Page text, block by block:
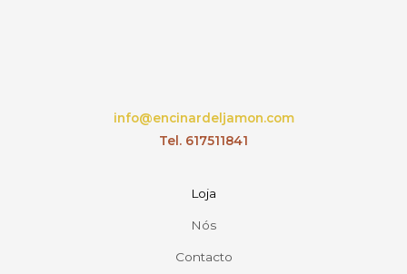
info@encinardeljamon.com
Tel. 617511841
Loja
Nós
Contacto